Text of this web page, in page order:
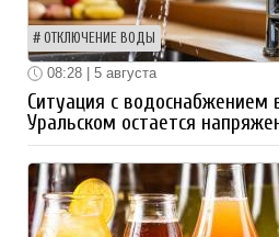
ОТКЛЮЧЕНИЕ ВОДЫ
08:28 | 5 августа
Ситуация с водоснабжением
Уральском остается